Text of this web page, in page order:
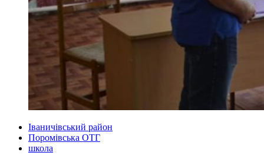
Іваничівський район
Поромівська ОТГ
школа